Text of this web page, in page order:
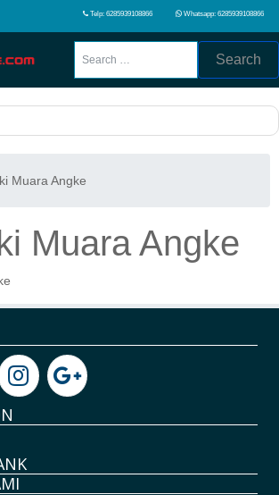
Telp: 6285939108866 Whatsapp: 6285939108866
Search
Muara Angke
Muara Angke